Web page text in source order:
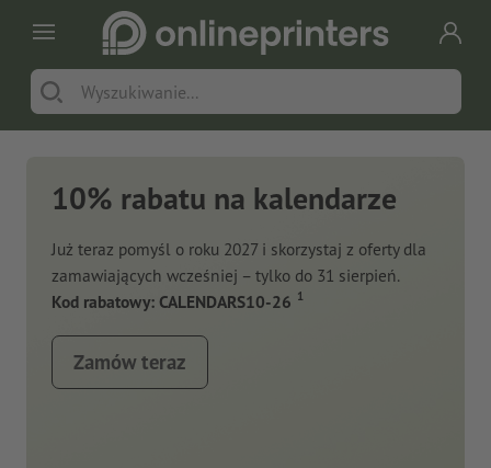
10% rabatu na kalendarze
Już teraz pomyśl o roku 2027 i skorzystaj z oferty dla
zamawiających wcześniej – tylko do 31 sierpień.
Kod rabatowy: CALENDARS10-26 1
Zamów teraz